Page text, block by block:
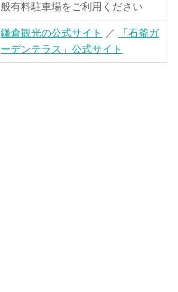
般有料駐車場をご利用ください
鎌倉観光の公式サイト ／
「石釜ガ
ーデンテラス」公式サイト